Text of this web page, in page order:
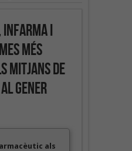
Infarma i
més
mitjans de
gener
als